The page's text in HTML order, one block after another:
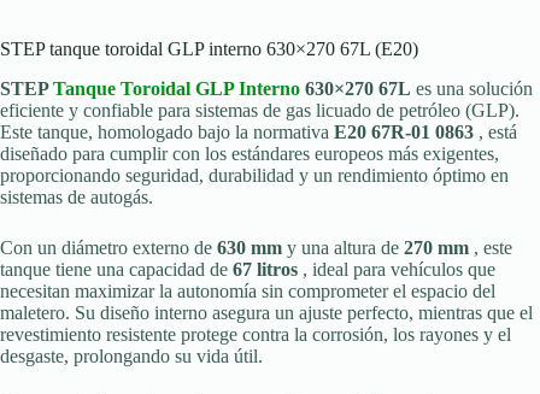
STEP tanque toroidal GLP interno 630×270 67L (E20)
STEPTanque Toroidal GLP Interno 630×270 67L es una solución
eficiente y confiable para sistemas de gas licuado de petróleo (GLP).
Este tanque, homologado bajo la normativa E20 67R-01 0863 , está
diseñado para cumplir con los estándares europeos más exigentes,
proporcionando seguridad, durabilidad y un rendimiento óptimo en
sistemas de autogás.
Con un diámetro externo de 630 mm y una altura de 270 mm , este
tanque tiene una capacidad de 67 litros , ideal para vehículos que
necesitan maximizar la autonomía sin comprometer el espacio del
maletero. Su diseño interno asegura un ajuste perfecto, mientras que el
revestimiento resistente protege contra la corrosión, los rayones y el
desgaste, prolongando su vida útil.